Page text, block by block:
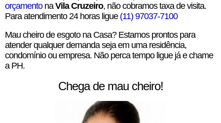
orçamentonaVila Cruzeiro, não cobramos taxa de visita.
Para atendimento 24 horas ligue (11) 97037-7100
Mau cheiro de esgoto na Casa? Estamos prontos para
atender qualquer demanda seja em uma residência,
condomínio ou empresa. Não perca tempo ligue já e chame
a PH.
Chega de mau cheiro!